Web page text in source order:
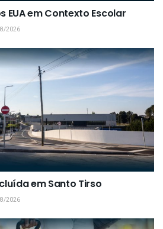
EUA em Contexto Escolar
2026
em Santo Tirso
2026